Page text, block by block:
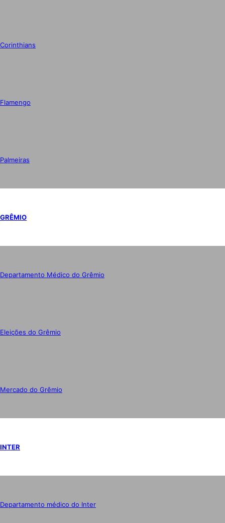
Corinthians
Flamengo
Palmeiras
GRÊMIO
Departamento Médico do Grêmio
Eleições do Grêmio
Mercado do Grêmio
INTER
Departamento médico do Inter